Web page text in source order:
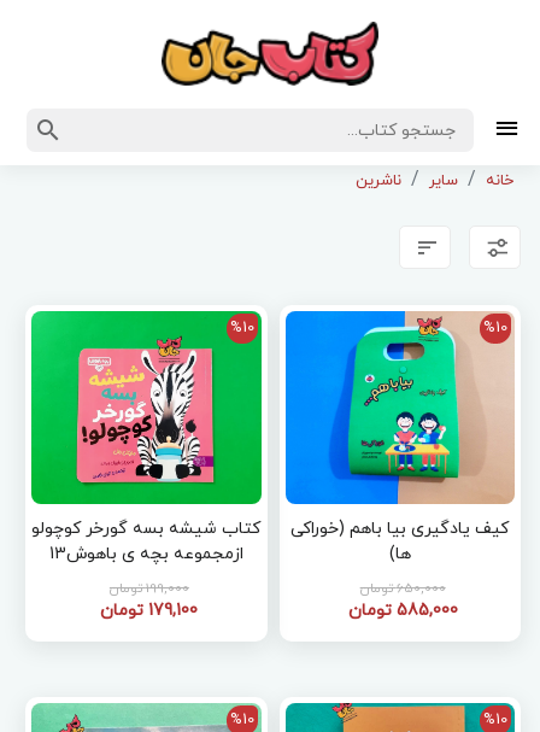
خانه سایر ناشرین
%10
کیف یادگیری بیا باهم (خوراکی
ها)
650,000 تومان
585,000 تومان
%10
کتاب شیشه بسه گورخر کوچولو
ازمجموعه بچه ی باهوش13
199,000 تومان
179,100 تومان
%10
%10